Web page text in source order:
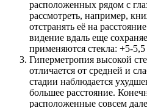
расположенных рядом с
рассмотреть, например,
отстранять её на
видение вдаль еще
применяются стекла: +5-
Гиперметропия высокой
отличается от средней и
стадии наблюдается
большее расстояние.
расположенные совсем